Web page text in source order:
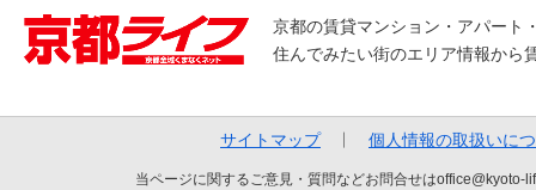
京都の賃貸マンション・アパート
住んでみたい街のエリア情報から
サイトマップ 個人情報の取扱いに
当ページに関するご意見・質問などお問合せは